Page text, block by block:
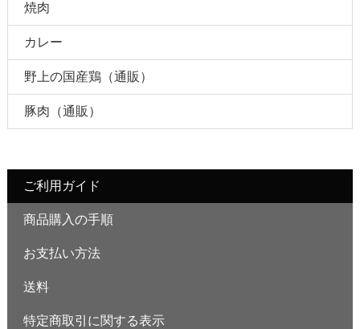
焼肉
カレー
野上の国産鶏（通販）
豚肉（通販）
ご利用ガイド
商品購入の手順
お支払い方法
送料
特定商取引に関する表示